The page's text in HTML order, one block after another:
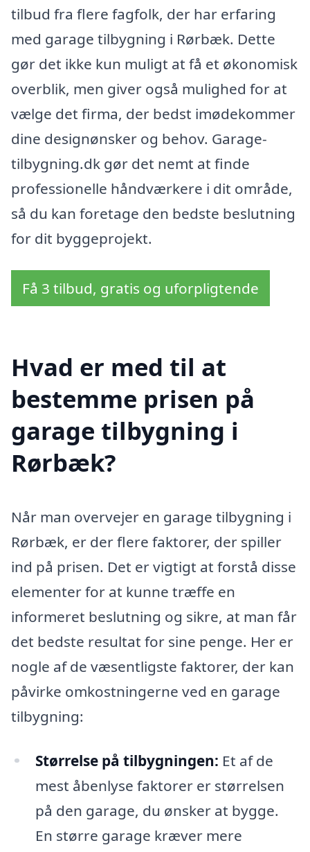
tilbud fra flere fagfolk, der har erfaring
med garage tilbygning i Rørbæk. Dette
gør det ikke kun muligt at få et økonomisk
overblik, men giver også mulighed for at
vælge det firma, der bedst imødekommer
dine designønsker og behov. Garage-
tilbygning.dk gør det nemt at finde
professionelle håndværkere i dit område,
så du kan foretage den bedste beslutning
for dit byggeprojekt.
Få 3 tilbud, gratis og uforpligtende
Hvad er med til at
bestemme prisen på
garage tilbygning i
Rørbæk?
Når man overvejer en garage tilbygning i
Rørbæk, er der flere faktorer, der spiller
ind på prisen. Det er vigtigt at forstå disse
elementer for at kunne træffe en
informeret beslutning og sikre, at man får
det bedste resultat for sine penge. Her er
nogle af de væsentligste faktorer, der kan
påvirke omkostningerne ved en garage
tilbygning:
Størrelse på tilbygningen: Et af de
mest åbenlyse faktorer er størrelsen
på den garage, du ønsker at bygge.
En større garage kræver mere